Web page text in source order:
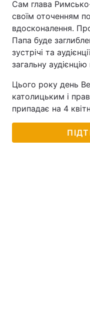
Сам глава
своїм оточенням
вдосконалення.
Папа буде
зустрічі та
загальну
Цього року день
католицьким і
припадає на 4